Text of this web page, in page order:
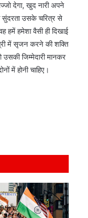
देगा, खुद नारी अपने
सुंदरता उसके चरित्र से
हमेशा वैसी ही दिखाई
में सृजन करने की शक्ति
जिम्मेदारी मानकर
में होनी चाहिए।